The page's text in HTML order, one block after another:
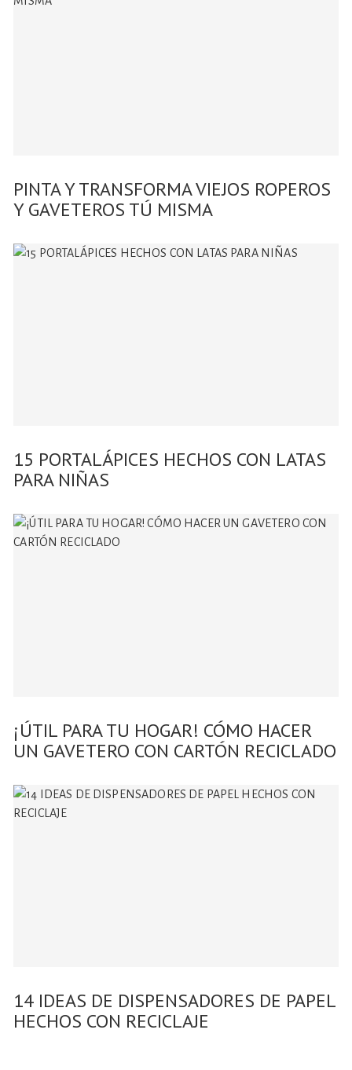
PINTA Y TRANSFORMA VIEJOS ROPEROS
Y GAVETEROS TÚ MISMA
15 PORTALÁPICES HECHOS CON LATAS
PARA NIÑAS
¡ÚTIL PARA TU HOGAR! CÓMO HACER
UN GAVETERO CON CARTÓN RECICLADO
14 IDEAS DE DISPENSADORES DE PAPEL
HECHOS CON RECICLAJE